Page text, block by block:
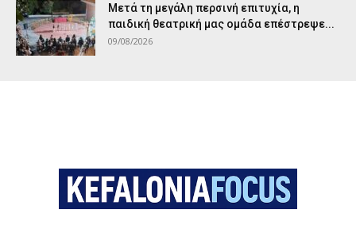
Μετά τη μεγάλη περσινή επιτυχία, η
παιδική θεατρική μας ομάδα επέστρεψε...
09/08/2026